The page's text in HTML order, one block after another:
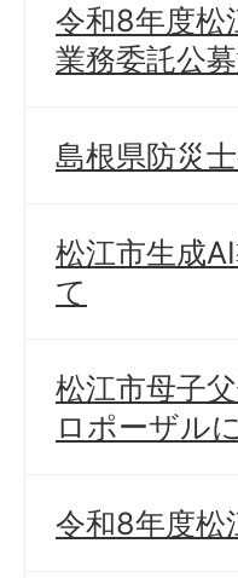
令和8年度松
業務委託公
島根県防災
松江市生成
て
松江市母子
ロポーザル
令和8年度松